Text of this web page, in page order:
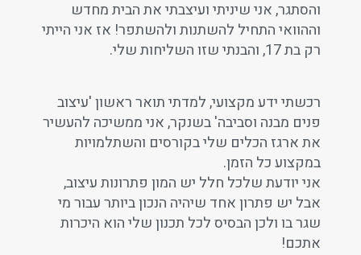
והסתגר, אני שיניתי ועיצבתי את הבית מחדש
וההוואי התחיל להשתנות ולהשתפר! אז אני הייתי
רק בת 17, והבנתי שזו השליחות שלי.
רכשתי ידע מקצועי, למדתי תואר ראשון 'עיצוב
פנים מבנה וסביבה' בשנקר, אני ממשיכה להעשיר
את ארגז הכלים שלי בקורסים והשתלמויות
במקצוע כל הזמן.
אני יודעת שלכל חלל יש המון פתרונות עיצוב,
אבל יש פתרון אחד שיהיה הנכון ביותר עבור מי
שגר בו ולכן הבסיס לכל תכנון שלי הוא היכרות
אתכם!